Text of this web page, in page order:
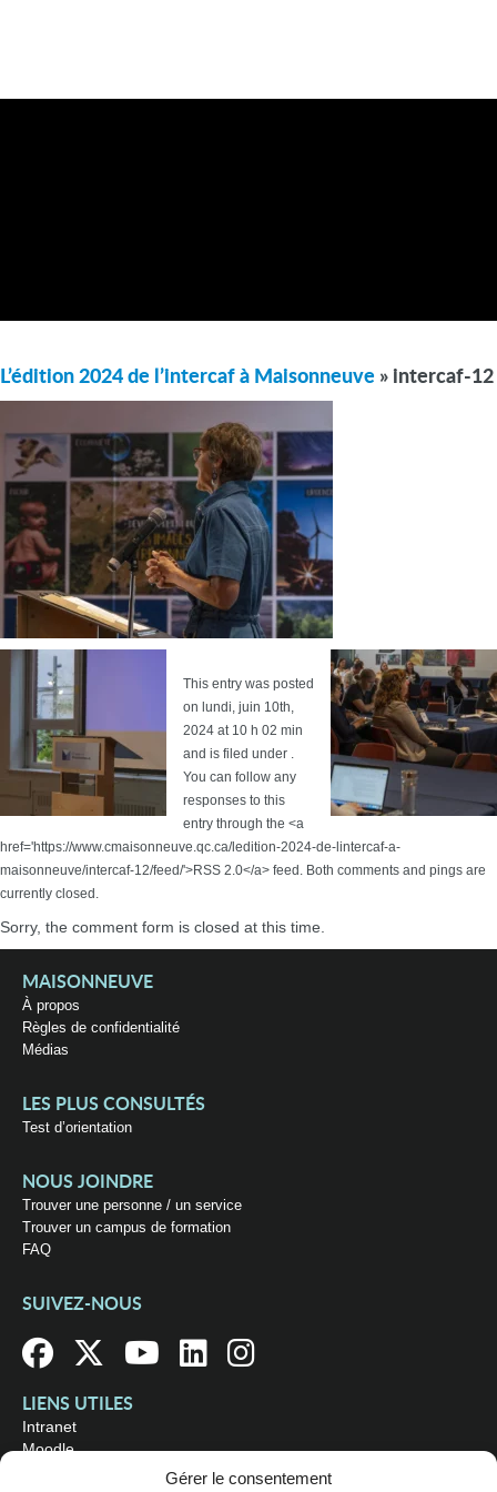
Gérer le consentement
L’édition 2024 de l’intercaf à Maisonneuve » intercaf-12
This entry was posted
on lundi, juin 10th,
2024 at 10 h 02 min
and is filed under .
You can follow any
responses to this
entry through the <a
href='https://www.cmaisonneuve.qc.ca/ledition-2024-de-lintercaf-a-
maisonneuve/intercaf-12/feed/'>RSS 2.0</a> feed. Both comments and pings are
currently closed.
Sorry, the comment form is closed at this time.
MAISONNEUVE
À propos
Règles de confidentialité
Médias
LES PLUS CONSULTÉS
Test d’orientation
NOUS JOINDRE
Trouver une personne / un service
Trouver un campus de formation
FAQ
SUIVEZ-NOUS
LIENS UTILES
Intranet
Moodle